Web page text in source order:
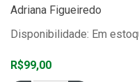
Adriana Figueiredo
Disponibilidade: Em
R$99,00